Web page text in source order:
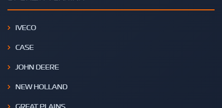
IVECO
CASE
JOHN DEERE
NEW HOLLAND